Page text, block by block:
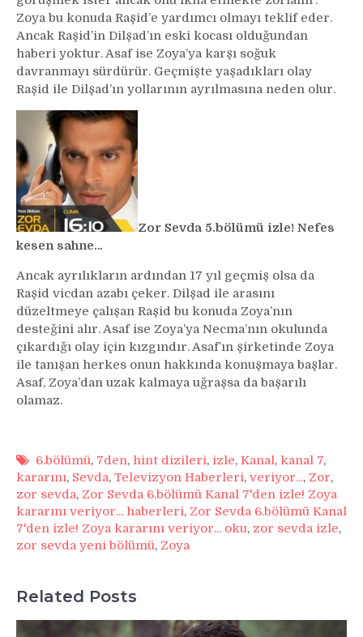
Zoya bu konuda Raşid’e yardımcı olmayı teklif eder.
Ancak Raşid’in Dilşad’ın eski kocası olduğundan
haberi yoktur. Asaf ise Zoya’ya karşı soğuk
davranmayı sürdürür. Geçmişte yaşadıkları olay
Raşid ile Dilşad’ın yollarının ayrılmasına neden olur.
Zor Sevda 5.bölümü izle! Nefes
kesen sahne…
Ancak ayrılıkların ardından 17 yıl geçmiş olsa da
Raşid vicdan azabı çeker. Dilşad ile arasını
düzeltmeye çalışan Raşid bu konuda Zoya’nın
desteğini alır. Asaf ise Zoya’ya Necma’nın okulunda
çıkardığı olay için kızgındır. Asaf’ın şirketinde Zoya
ile tanışan herkes onun hakkında konuşmaya başlar.
Asaf, Zoya’dan uzak kalmaya uğraşsa da başarılı
olamaz.
6.bölümü, 7den, hint dizileri, izle, Kanal, kanal 7,
kararını, Sevda, Televizyon Haberleri, veriyor..., Zor,
zor sevda, Zor Sevda 6.bölümü Kanal 7'den izle! Zoya
kararını veriyor... haberleri, Zor Sevda 6.bölümü Kanal
7'den izle! Zoya kararını veriyor... oku, zor sevda izle,
zor sevda yeni bölümü, Zoya
Related Posts